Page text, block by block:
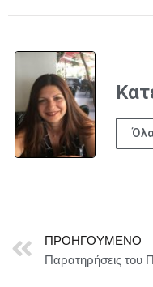
ΠΡΟΗΓΟΎΜΕΝΟ